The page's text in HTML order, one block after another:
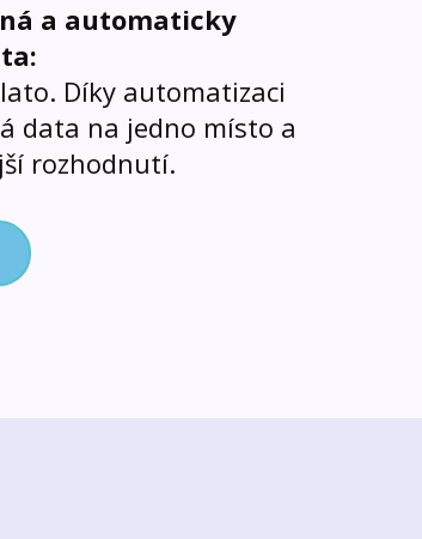
a automaticky
Díky automatizaci
data na jedno místo a
rozhodnutí.